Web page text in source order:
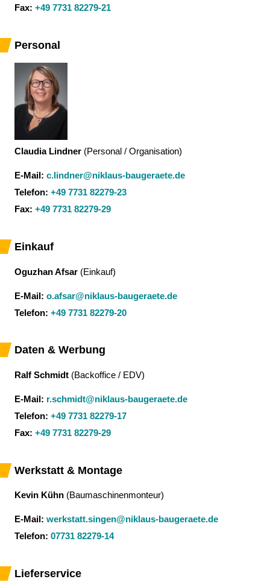
Fax: +49 7731 82279-21
Personal
Claudia Lindner (Personal / Organisation)
E-Mail: c.lindner@niklaus-baugeraete.de
Telefon: +49 7731 82279-23
Fax: +49 7731 82279-29
Einkauf
Oguzhan Afsar (Einkauf)
E-Mail: o.afsar@niklaus-baugeraete.de
Telefon: +49 7731 82279-20
Daten & Werbung
Ralf Schmidt (Backoffice / EDV)
E-Mail: r.schmidt@niklaus-baugeraete.de
Telefon: +49 7731 82279-17
Fax: +49 7731 82279-29
Werkstatt & Montage
Kevin Kühn (Baumaschinenmonteur)
E-Mail: werkstatt.singen@niklaus-baugeraete.de
Telefon: 07731 82279-14
Lieferservice